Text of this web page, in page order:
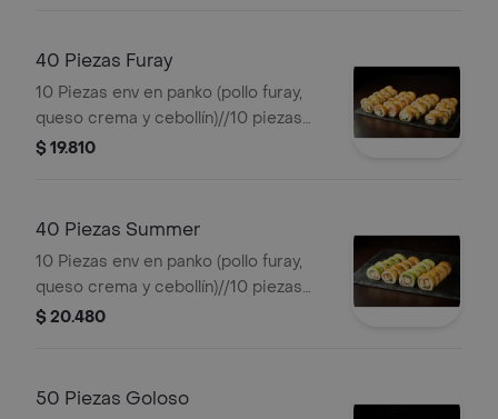
piezas de hosomaki (roll pequeño con
40 Piezas Furay
10 Piezas env en panko (pollo furay,
queso crema y cebollín)//10 piezas
env en panko (kanikama, queso crema
cebollín)//10 piezas env en panko
$ 19.810
40 Piezas Summer
10 Piezas env en panko (pollo furay,
queso crema y cebollín)//10 piezas
env en panko (kanikama, queso crema
piezas env en palta (pollo furay, queso
$ 20.480
50 Piezas Goloso